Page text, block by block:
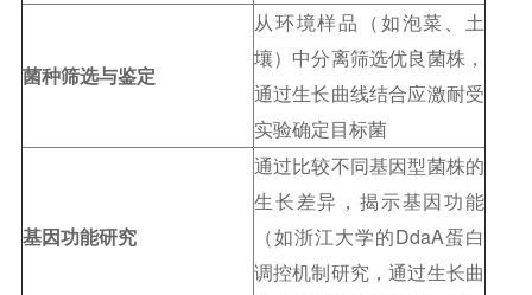
菌种筛选与鉴定
从环境样品（如泡菜、土
壤）中分离筛选优良菌株，
通过生长曲线结合应激耐受
实验确定目标菌
基因功能研究
通过比较不同基因型菌株的
生长差异，揭示基因功能
（如浙江大学的DdaA蛋白
调控机制研究，通过生长曲